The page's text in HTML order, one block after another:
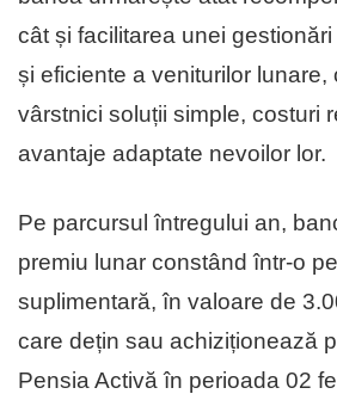
cât și facilitarea unei
și eficiente a veniturilor lunare,
vârstnici soluții simple, costuri
avantaje adaptate nevoilor lor.
Pe parcursul întregului an,
premiu lunar constând într-o
suplimentară, în valoare de
care dețin sau achiziționează
Pensia Activă în perioada 02